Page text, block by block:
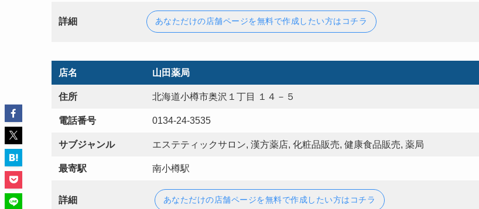
詳細 あなただけの店舗ページを無料で作成したい方はコチラ
店名 山田薬局
住所 北海道小樽市奥沢１丁目 １４－５
電話番号 0134-24-3535
サブジャンル エステティックサロン, 漢方薬店, 化粧品販売, 健康食品販売, 薬局
最寄駅 南小樽駅
詳細 あなただけの店舗ページを無料で作成したい方はコチラ